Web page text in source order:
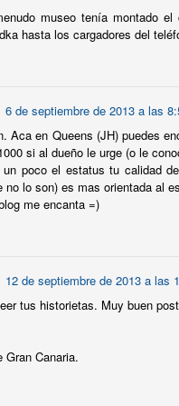
museo tenía montado
hasta los cargadores del
6 de septiembre de 2013 a las
Aca en Queens (JH) puedes
si al dueño le urge (o le
poco el estatus tu calidad
no lo son) es mas orientada al
me encanta =)
12 de septiembre de 2013 a las
tus historietas. Muy buen
Gran Canaria.
MAY
30
Evangelizacion
Por raro que parezca esta
A las 9AM me encuentro en un
en su camiseta) con su casco,
pregunta "Do you belive in
"What? What do you say?" le
perplejidad.
os podréis imaginar que no.
Un mensajero afroamericano,
llevaba en la cintura, al
(están construyendo un